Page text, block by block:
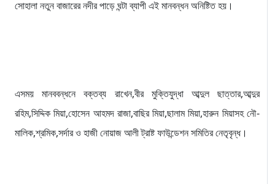
সোহালা নতুন বাজারের নদীর পাড়ে ঘন্টা ব্যাপী এই মানবন্ধন অনিষ্টিত হয়।
এসময় মানববন্ধনে বক্তব্য রাখেন,বীর মুক্তিযুদ্ধা আব্দুল ছাত্তার,আব্দুর
রহিম,সিদ্দিক মিয়া,হোসেন আহমদ রাজা,বাছির মিয়া,ছালাম মিয়া,হারুন মিয়াসহ নৌ-
মালিক,শ্রমিক,সর্দার ও হাজী নোয়াজ আলী ট্রাষ্ট ফাউন্ডেশন সমিতির নেতৃবৃন্ধ।